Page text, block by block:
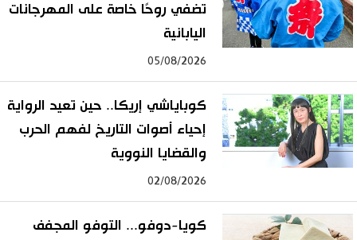
تضفي روحًا خاصة على المهرجانات
اليابانية
05/08/2026
كوباياشي إريكا.. حين تعيد الرواية
إحياء أصوات التاريخ لفهم الحرب
والقضايا النووية
02/08/2026
كويا-دوفو... التوفو المجفف